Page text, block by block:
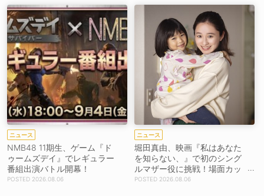
ニュース
NMB48 11期生、ゲーム『ド
ゥームズデイ』でレギュラー
番組出演バトル開幕！
2026.08.06
ニュース
堀田真由、映画『私はあなた
を知らない、』で初のシング
ルマザー役に挑戦！場面カッ
トを解禁！【コメントあり】
2026.08.06